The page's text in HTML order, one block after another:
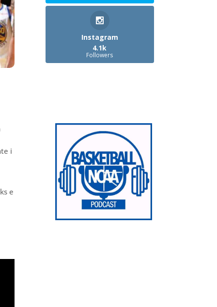
i
e
Instagram
4.1k
Followers